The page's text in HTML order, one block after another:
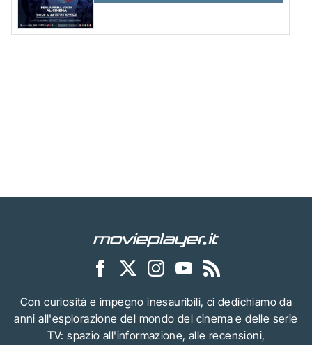
Con curiosità e impegno inesauribili, ci dedichiamo da
anni all'esplorazione del mondo del cinema e delle serie
TV: spazio all'informazione, alle recensioni,